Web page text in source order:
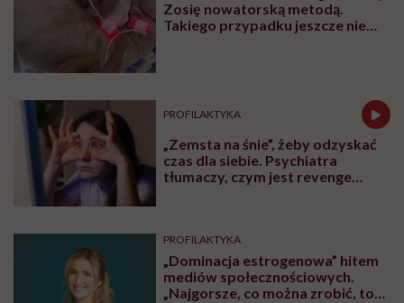
Zosię nowatorską metodą.
Takiego przypadku jeszcze nie
PROFILAKTYKA
„Zemsta na śnie”, żeby odzyskać
czas dla siebie. Psychiatra
tłumaczy, czym jest revenge
PROFILAKTYKA
„Dominacja estrogenowa” hitem
mediów społecznościowych.
„Najgorsze, co można zrobić, to